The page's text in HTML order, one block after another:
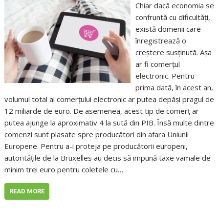
Chiar dacă economia se
confruntă cu dificultăți,
există domenii care
înregistrează o
creștere susținută. Așa
ar fi comerțul
electronic. Pentru
prima dată, în acest an,
volumul total al comerțului electronic ar putea depăși pragul de
12 miliarde de euro. De asemenea, acest tip de comerț ar
putea ajunge la aproximativ 4 la sută din PIB. Însă multe dintre
comenzi sunt plasate spre producători din afara Uniunii
Europene. Pentru a-i proteja pe producătorii europeni,
autoritățile de la Bruxelles au decis să impună taxe vamale de
minim trei euro pentru coletele cu…
READ MORE